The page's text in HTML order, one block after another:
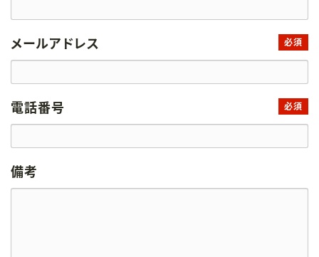
メールアドレス 必須
電話番号 必須
備考